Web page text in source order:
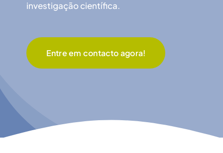
investigação científica.
Entre em contacto agora!